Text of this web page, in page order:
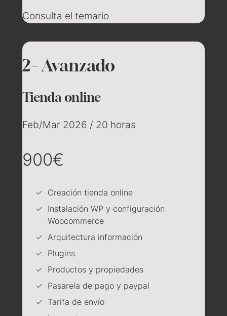
Consulta el temario
2– Avanzado
Tienda online
Feb/Mar 2026 / 20 horas
900€
Creación tienda online
Instalación WP y configuración
Woocommerce
Arquitectura información
Plugins
Productos y propiedades
Pasarela de pago y paypal
Tarifa de envío